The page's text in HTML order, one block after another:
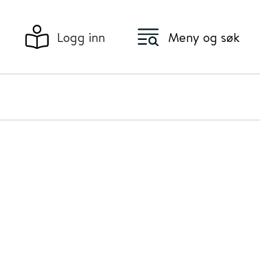
Logg inn Meny og søk